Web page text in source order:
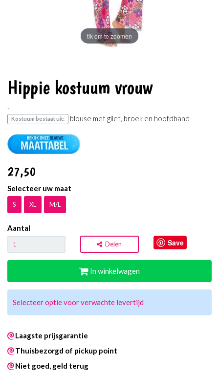
tik om te zoomen
Hippie kostuum vrouw
-
Kostuum bestaat uit: blouse met gilet, broek en hoofdband
27,50
Selecteer uw maat
S XL M/L
Aantal
Delen Save
In winkelwagen
Selecteer optie voor verwachte levertijd
Laagste prijsgarantie
Thuisbezorgd of pickup point
Niet goed, geld terug